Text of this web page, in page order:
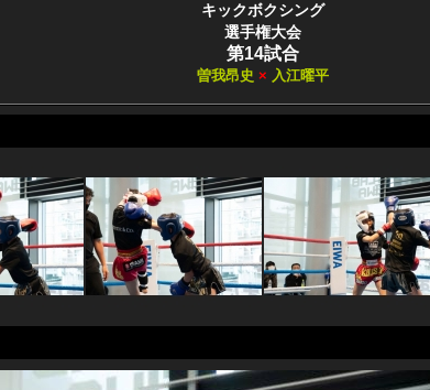
キックボクシング
選手権大会
第14試合
曽我昂史 × 入江曜平